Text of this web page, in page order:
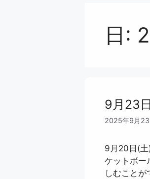
日:
9月23
2025年9月23
9月20日(土
ケットボー
しむことが